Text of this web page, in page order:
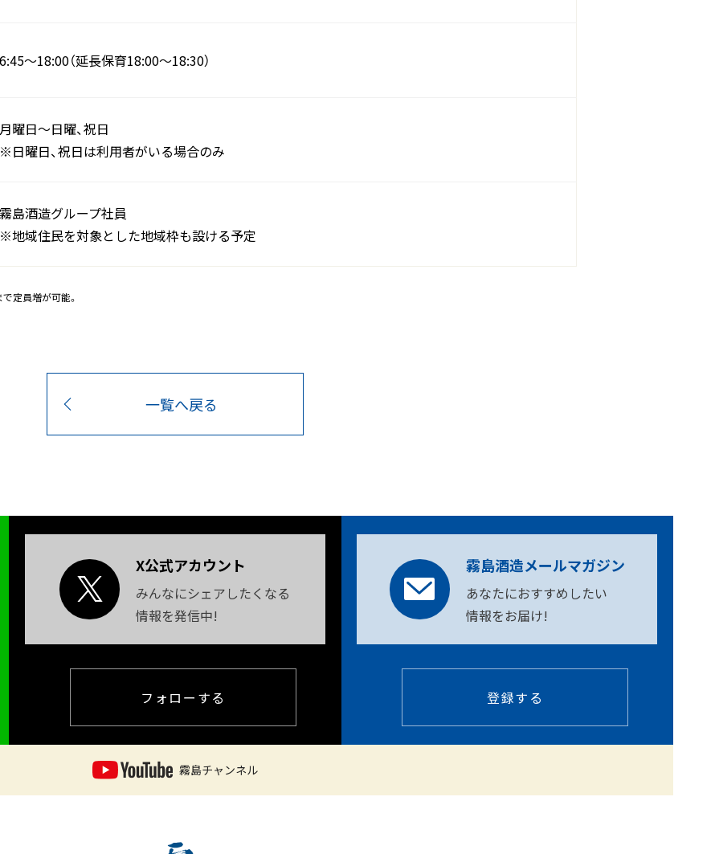
6:45～18:00（延長保育18:00～18:30）
月曜日～日曜、祝日
※日曜日、祝日は利用者がいる場合のみ
霧島酒造グループ社員
※地域住民を対象とした地域枠も設ける予定
定員増が可能。
一覧へ戻る
X公式アカウント
みんなにシェアしたくなる
情報を発信中!
フォローする
霧島酒造メールマガジン
あなたにおすすめしたい
情報をお届け!
登録する
霧島チャンネル